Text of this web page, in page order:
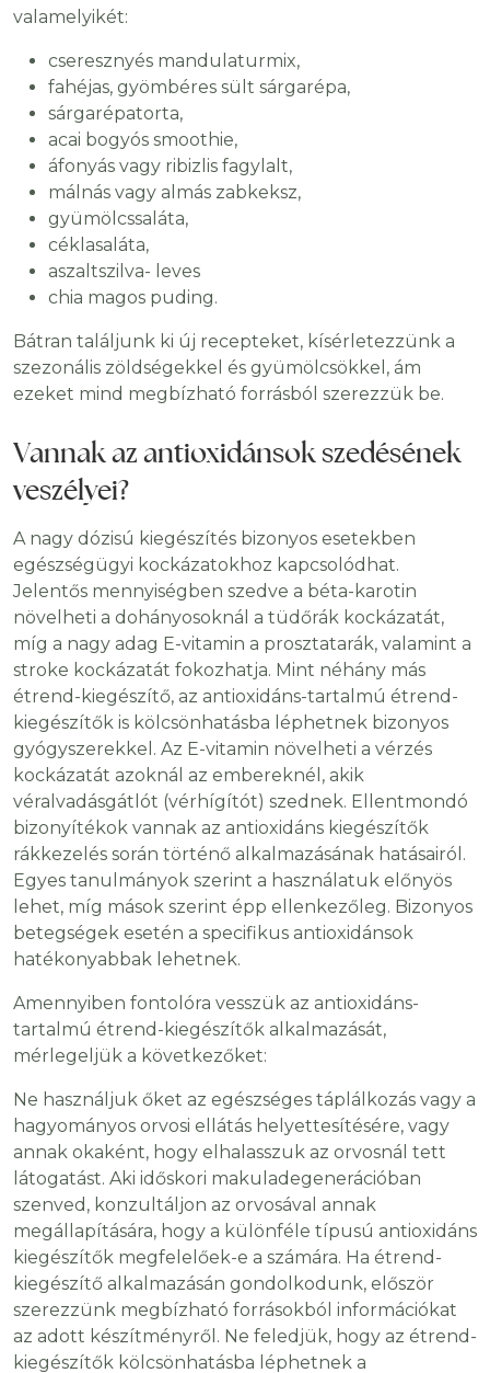
valamelyikét:
cseresznyés mandulaturmix,
fahéjas, gyömbéres sült sárgarépa,
sárgarépatorta,
acai bogyós smoothie,
áfonyás vagy ribizlis fagylalt,
málnás vagy almás zabkeksz,
gyümölcssaláta,
céklasaláta,
aszaltszilva- leves
chia magos puding.
Bátran találjunk ki új recepteket, kísérletezzünk a
szezonális zöldségekkel és gyümölcsökkel, ám
ezeket mind megbízható forrásból szerezzük be.
Vannak az antioxidánsok szedésének
veszélyei?
A nagy dózisú kiegészítés bizonyos esetekben
egészségügyi kockázatokhoz kapcsolódhat.
Jelentős mennyiségben szedve a béta-karotin
növelheti a dohányosoknál a tüdőrák kockázatát,
míg a nagy adag E-vitamin a prosztatarák, valamint a
stroke kockázatát fokozhatja. Mint néhány más
étrend-kiegészítő, az antioxidáns-tartalmú étrend-
kiegészítők is kölcsönhatásba léphetnek bizonyos
gyógyszerekkel. Az E-vitamin növelheti a vérzés
kockázatát azoknál az embereknél, akik
véralvadásgátlót (vérhígítót) szednek. Ellentmondó
bizonyítékok vannak az antioxidáns kiegészítők
rákkezelés során történő alkalmazásának hatásairól.
Egyes tanulmányok szerint a használatuk előnyös
lehet, míg mások szerint épp ellenkezőleg. Bizonyos
betegségek esetén a specifikus antioxidánsok
hatékonyabbak lehetnek.
Amennyiben fontolóra vesszük az antioxidáns-
tartalmú étrend-kiegészítők alkalmazását,
mérlegeljük a következőket:
Ne használjuk őket az egészséges táplálkozás vagy a
hagyományos orvosi ellátás helyettesítésére, vagy
annak okaként, hogy elhalasszuk az orvosnál tett
látogatást. Aki időskori makuladegenerációban
szenved, konzultáljon az orvosával annak
megállapítására, hogy a különféle típusú antioxidáns
kiegészítők megfelelőek-e a számára. Ha étrend-
kiegészítő alkalmazásán gondolkodunk, először
szerezzünk megbízható forrásokból információkat
az adott készítményről. Ne feledjük, hogy az étrend-
kiegészítők kölcsönhatásba léphetnek a